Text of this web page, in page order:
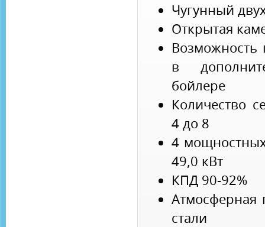
Чугунный
Открытая
Возможность
в
бойлере
Количество
4 до 8
4
49,0 кВт
КПД 90-92%
Атмосферная
стали